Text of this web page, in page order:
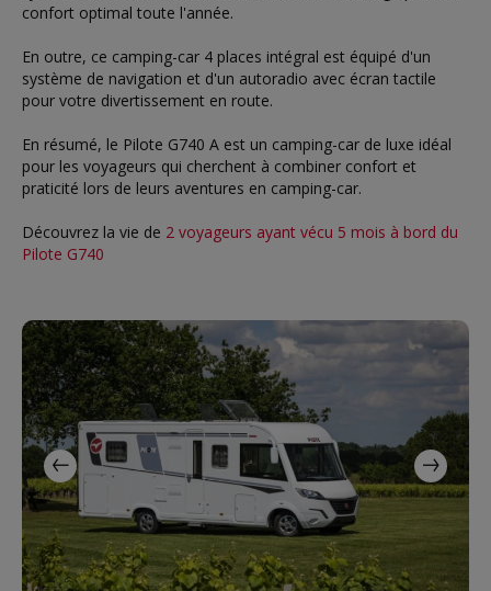
confort optimal toute l'année.
En outre, ce camping-car 4 places intégral est équipé d'un
système de navigation et d'un autoradio avec écran tactile
pour votre divertissement en route.
En résumé, le Pilote G740 A est un camping-car de luxe idéal
pour les voyageurs qui cherchent à combiner confort et
praticité lors de leurs aventures en camping-car.
Découvrez la vie de 2 voyageurs ayant vécu 5 mois à bord du
Pilote G740